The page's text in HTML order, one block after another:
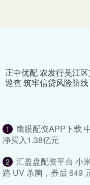
正中优配 农发行吴江
巡查 筑牢信贷风险防线
1
鹰眼配资APP下载
净买入1.38亿元
2
汇盈盘配资平台 小
路 UV 杀菌，券后 649